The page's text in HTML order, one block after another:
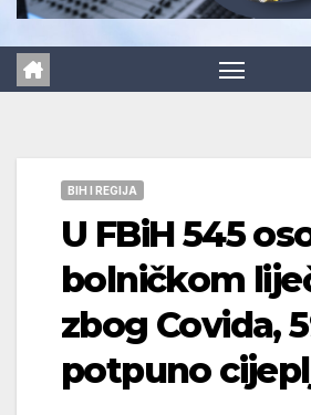
BIH I REGIJA
U FBiH 545
bolničkom
zbog Covida,
potpuno